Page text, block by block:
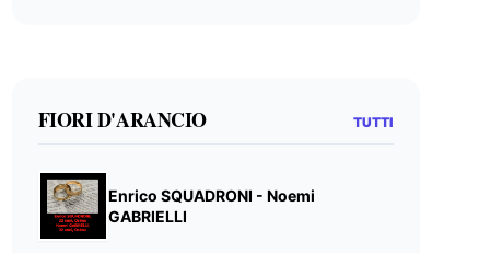
FIORI D'ARANCIO TUTTI
Enrico SQUADRONI - Noemi
GABRIELLI